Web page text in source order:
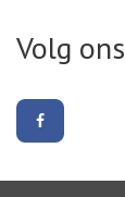
Volg ons
ons